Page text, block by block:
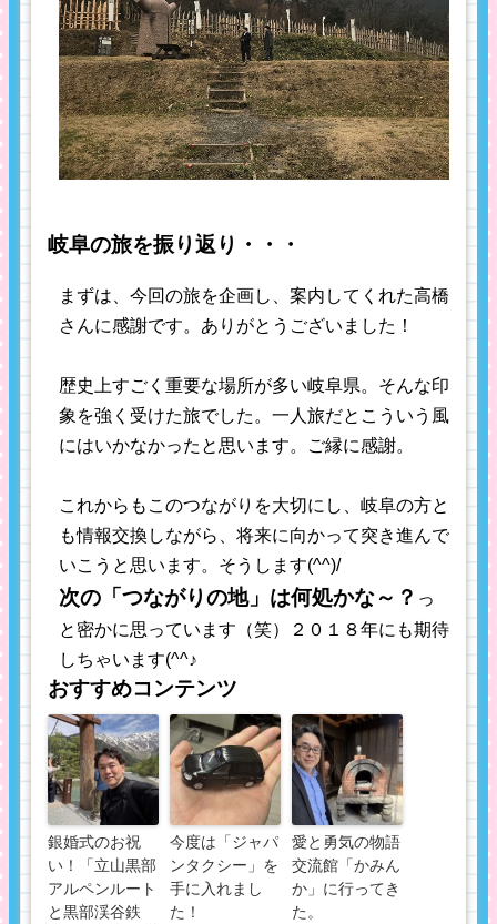
岐阜の旅を振り返り・・・
まずは、今回の旅を企画し、案内してくれた高橋
さんに感謝です。ありがとうございました！
歴史上すごく重要な場所が多い岐阜県。そんな印
象を強く受けた旅でした。一人旅だとこういう風
にはいかなかったと思います。ご縁に感謝。
これからもこのつながりを大切にし、岐阜の方と
も情報交換しながら、将来に向かって突き進んで
いこうと思います。そうします(^^)/
次の「つながりの地」は何処かな～？ っ
と密かに思っています（笑）２０１８年にも期待
しちゃいます(^^♪
おすすめコンテンツ
銀婚式のお祝
い！「立山黒部
アルペンルート
と黒部渓谷鉄
今度は「ジャパ
ンタクシー」を
手に入れまし
た！
愛と勇気の物語
交流館「かみん
か」に行ってき
た。